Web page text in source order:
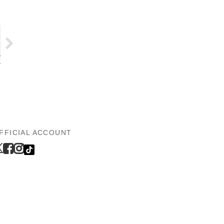
ACCOUNT